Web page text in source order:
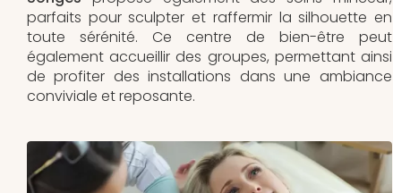
parfaits pour sculpter et raffermir la silhouette en
toute sérénité. Ce centre de bien-être peut
également accueillir des groupes, permettant ainsi
de profiter des installations dans une ambiance
conviviale et reposante.